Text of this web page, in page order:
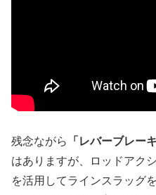
残念ながら 「レバーブレー
はありますが、ロッドアク
を活用してラインスラッグ